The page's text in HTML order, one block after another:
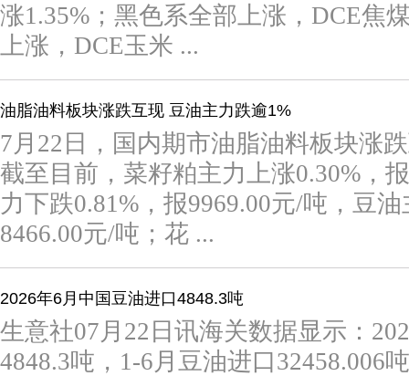
涨1.35%；黑色系全部上涨，DCE焦
上涨，DCE玉米 ...
油脂油料板块涨跌互现 豆油主力跌逾1%
7月22日，国内期市油脂油料板块涨
截至目前，菜籽粕主力上涨0.30%，
力下跌0.81%，报9969.00元/吨，豆
8466.00元/吨；花 ...
2026年6月中国豆油进口4848.3吨
生意社07月22日讯海关数据显示：
4848.3吨，1-6月豆油进口32458.006